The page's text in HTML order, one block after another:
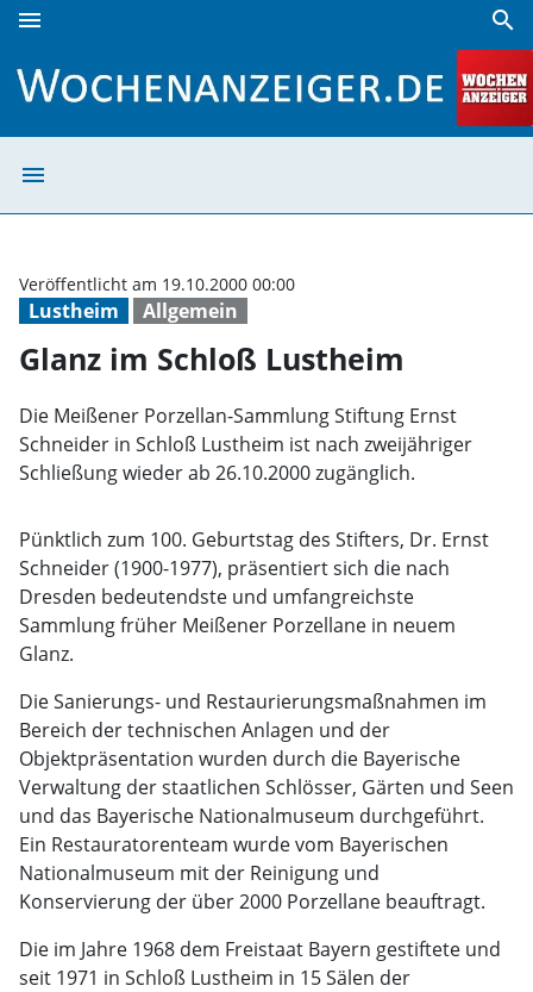
menu search
menu
Lustheim Allgemein
Veröffentlicht am 19.10.2000 00:00
Glanz im Schloß Lustheim
Die Meißener Porzellan-Sammlung Stiftung Ernst
Schneider in Schloß Lustheim ist nach zweijähriger
Schließung wieder ab 26.10.2000 zugänglich.
Pünktlich zum 100. Geburtstag des Stifters, Dr. Ernst
Schneider (1900-1977), präsentiert sich die nach
Dresden bedeutendste und umfangreichste
Sammlung früher Meißener Porzellane in neuem
Glanz.
Die Sanierungs- und Restaurierungsmaßnahmen im
Bereich der technischen Anlagen und der
Objektpräsentation wurden durch die Bayerische
Verwaltung der staatlichen Schlösser, Gärten und Seen
und das Bayerische Nationalmuseum durchgeführt.
Ein Restauratorenteam wurde vom Bayerischen
Nationalmuseum mit der Reinigung und
Konservierung der über 2000 Porzellane beauftragt.
Die im Jahre 1968 dem Freistaat Bayern gestiftete und
seit 1971 in Schloß Lustheim in 15 Sälen der